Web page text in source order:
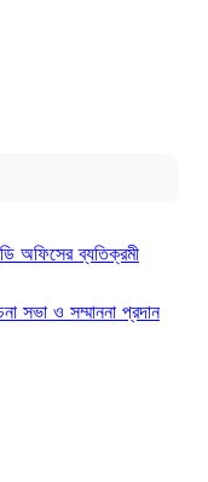
অফিসের ব্যতিক্রমী
সভা ও সম্মাননা প্রদান